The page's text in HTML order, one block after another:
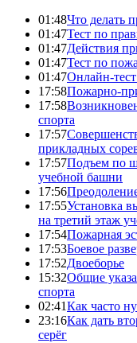
01:48Что делать
01:47Тест по
01:47Действия
01:47Тест по
01:47Онлайн-
17:58Пожарно-
17:58
спорта
17:57
прикладных
17:57Подъем по
учебной башни
17:56
17:55Установка
на третий этаж
17:54Пожарная
17:53Боевое
17:52Двоеборье
15:32Общие
спорта
02:41Как часто
23:16Как дать
серёг